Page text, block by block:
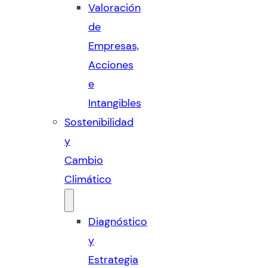
Valoración
de
Empresas,
Acciones
e
Intangibles
Sostenibilidad
y
Cambio
Climático
Diagnóstico
y
Estrategia